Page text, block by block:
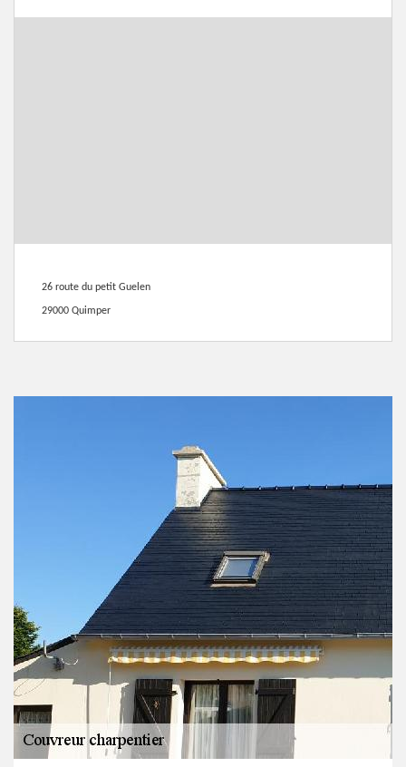
26 route du petit Guelen
29000 Quimper